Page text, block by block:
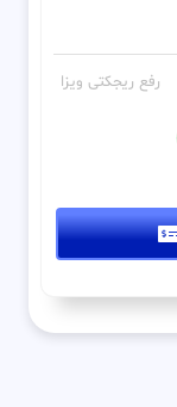
رفع ریجکتی ویزا